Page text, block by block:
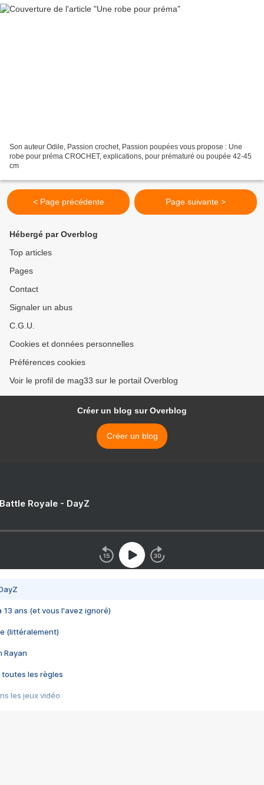
Son auteur Odile, Passion crochet, Passion poupées vous propose : Une
robe pour préma CROCHET, explications, pour prématuré ou poupée 42-45
cm
< Page précédente Page suivante >
Hébergé par Overblog
Top articles
Pages
Contact
Signaler un abus
C.G.U.
Cookies et données personnelles
Préférences cookies
Voir le profil de mag33 sur le portail Overblog
Créer un blog sur Overblog
Créer un blog
Royale - DayZ
13 ans (et vous l'avez ignoré)
(littéralement)
Rayan
toutes les règles
les jeux vidéo